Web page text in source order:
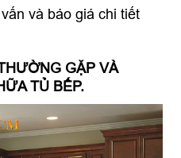
và báo giá chi tiết
GẶP VÀ
TỦ BẾP.